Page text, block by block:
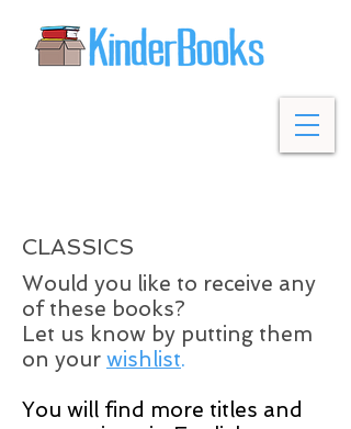
CLASSICS
Would you like to receive any
of these books?
Let us know by putting them
on your wishlist.
You will find more titles and